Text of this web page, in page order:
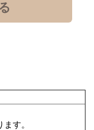
す。